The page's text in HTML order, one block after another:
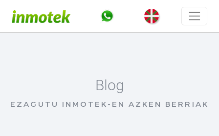
Blog
EZAGUTU INMOTEK-EN AZKEN BERRIAK